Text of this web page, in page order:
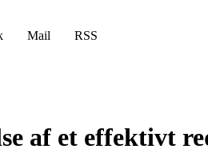
Mail RSS
af et effektivt